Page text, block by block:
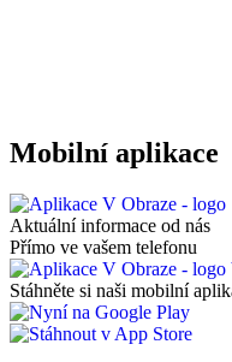
Mobilní aplikace
Aktuální informace od nás
Přímo ve vašem telefonu
Stáhněte si naši mobilní